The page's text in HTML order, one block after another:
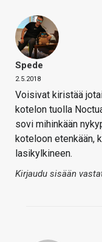
Spede
2.5.2018
Voisivat kiristää
kotelon tuolla
sovi mihinkään
koteloon etenkään,
lasikylkineen.
Kirjaudu sisään